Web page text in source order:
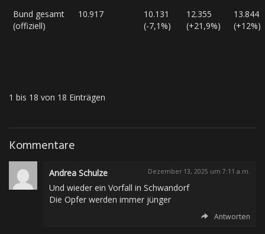
Bund gesamt
(offiziell)
10.917
10.131
(-7,1%)
12.355
(+21,9%)
13.844
(+12%)
1 bis 18 von 18 Einträgen
Kommentare
Andrea Schulze Dezember 13, 2025 um 7:11 a.m.
Und wieder ein Vorfall in Schwandorf
Die Opfer werden immer jünger
Antworten